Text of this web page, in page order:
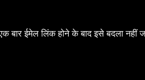
बार ईमेल लिंक होने के बाद इसे बदला नहीं